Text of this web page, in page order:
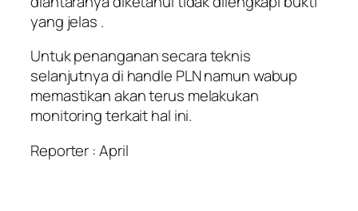
yang jelas .
Untuk penanganan secara teknis
selanjutnya di handle PLN namun wabup
memastikan akan terus melakukan
monitoring terkait hal ini.
Reporter : April